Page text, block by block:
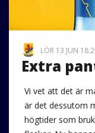
LÖR 13 JUN
Extra
Vi vet att det är
är det dessutom
högtider som